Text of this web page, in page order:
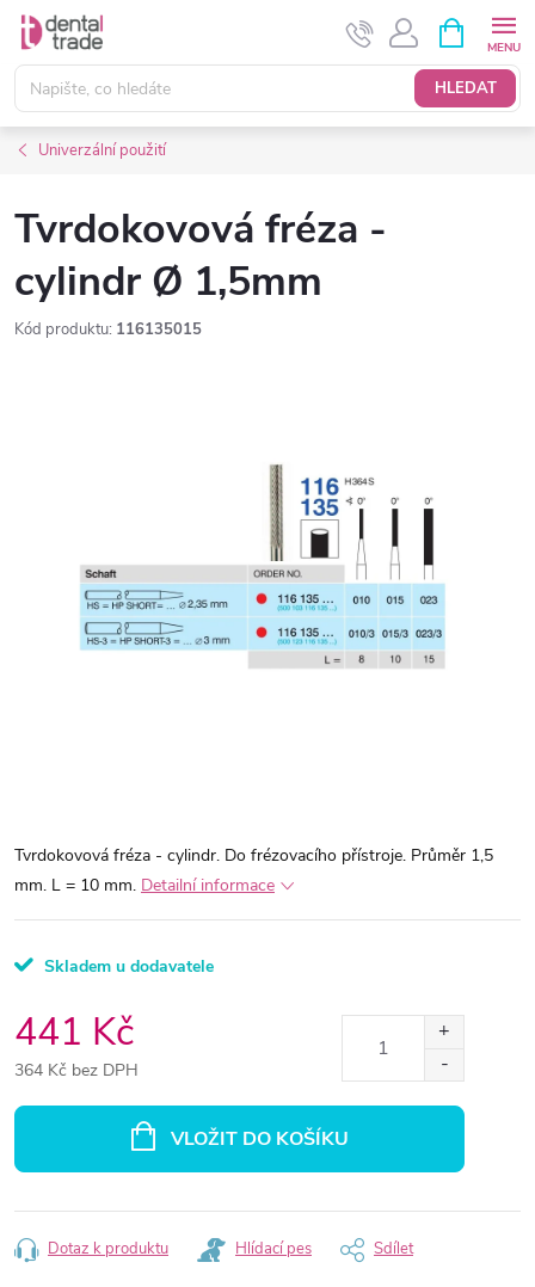
Přejít
obsah
HLEDAT
NÁKUPNÍ
KOŠÍK
Univerzální použití
Tvrdokovová fréza -
cylindr Ø 1,5mm
Kód produktu: 116135015
Tvrdokovová fréza - cylindr. Do frézovacího přístroje. Průměr 1,5
mm. L = 10 mm. Detailní informace
Skladem u dodavatele
441 Kč
364 Kč bez DPH
VLOŽIT DO KOŠÍKU
Dotaz k produktu Hlídací pes Sdílet